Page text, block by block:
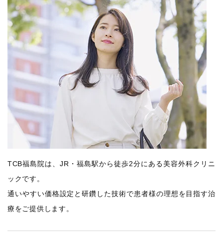
TCB福島院は、JR・福島駅から徒歩2分にある美容外科クリニ
ックです。
通いやすい価格設定と研鑽した技術で患者様の理想を目指す治
療をご提供します。